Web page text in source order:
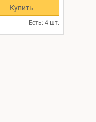
Есть: 4 шт.
Купить